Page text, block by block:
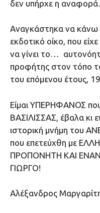
δεν υπήρχε η
Αναγκάστηκα να κάνω
εκδοτικό οίκο, που
να γίνει το…
προφήτης στον τόπο
του επόμενου έτους,
Είμαι ΥΠΕΡΗΦΑΝΟΣ
ΒΑΣΙΛΙΣΣΑΣ, έβαλα κι
ιστορική μνήμη του
που επετεύχθη με
ΠΡΟΠΟΝΗΤΗ ΚΑΙ
ΓΙΩΡΓΟ!
Αλέξανδρος